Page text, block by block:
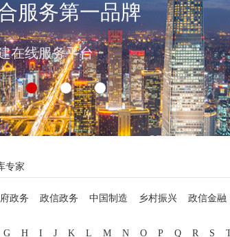
服务第一品牌
在线服务平台
专家
政务 政信政务 中国制造 乡村振兴 政信金融
G H I J K L M N O P Q R S